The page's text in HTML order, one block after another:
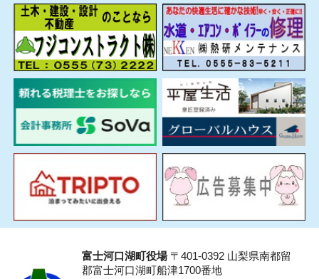
富士河口湖町役場〒401-0392 山梨県南都留
郡富士河口湖町船津1700番地